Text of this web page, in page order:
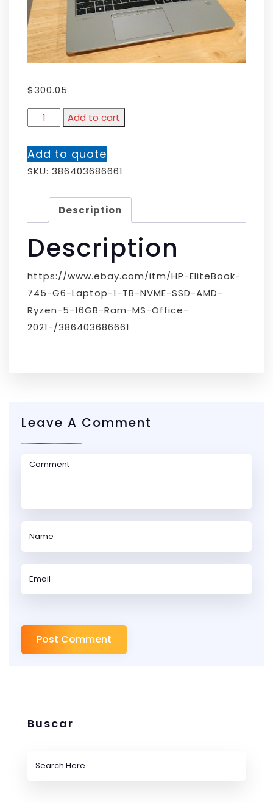
$300.05
Add to cart
Add to quote
SKU: 386403686661
Description
Description
https://www.ebay.com/itm/HP-EliteBook-
745-G6-Laptop-1-TB-NVME-SSD-AMD-
Ryzen-5-16GB-Ram-MS-Office-
2021-/386403686661
Leave A Comment
Buscar